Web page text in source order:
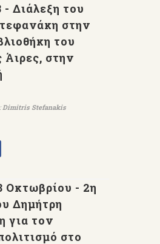
- Διάλεξη του
στην
του
στην
Dimitris Stefanakis
Οκτωβρίου - 2η
Δημήτρη
για τον
στο